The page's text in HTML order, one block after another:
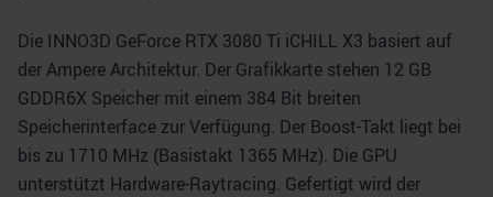
Die INNO3D GeForce RTX 3080 Ti iCHILL X3 basiert auf
der Ampere Architektur. Der Grafikkarte stehen 12 GB
GDDR6X Speicher mit einem 384 Bit breiten
Speicherinterface zur Verfügung. Der Boost-Takt liegt bei
bis zu 1710 MHz (Basistakt 1365 MHz). Die GPU
unterstützt Hardware-Raytracing. Gefertigt wird der